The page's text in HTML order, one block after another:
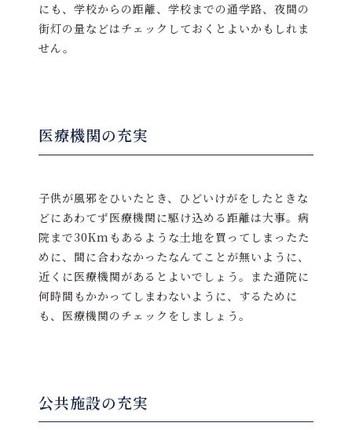
にも、学校からの距離、学校までの通学路、夜間の
街灯の量などはチェックしておくとよいかもしれま
せん。
医療機関の充実
子供が風邪をひいたとき、ひどいけがをしたときな
どにあわてず医療機関に駆け込める距離は大事。病
院まで30Kmもあるような土地を買ってしまったた
めに、間に合わなかったなんてことが無いように、
近くに医療機関があるとよいでしょう。また通院に
何時間もかかってしまわないように、するために
も、医療機関のチェックをしましょう。
公共施設の充実